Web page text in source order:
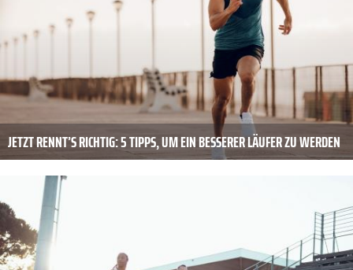
JETZT RENNT’S RICHTIG: 5 TIPPS, UM EIN BESSERER LÄUFER ZU WERDEN